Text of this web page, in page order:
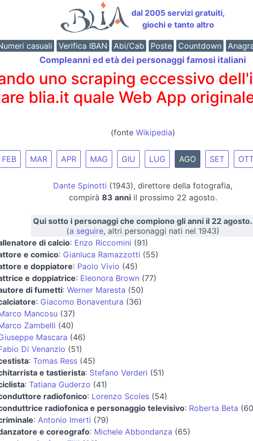
dal 2005 servizi gratuiti,
giochi e tanto altro
casuali Verifica IBAN Abi/Cab Poste Countdown
Compleanni ed età dei personaggi famosi italiani
uno scraping eccessivo
blia.it quale Web App
(fonte Wikipedia)
FEB MAR APR MAG GIU LUG AGO SET
Dante Spinotti (1943), direttore della fotografia,
compirà 83 anniil prossimo 22 agosto.
Qui sotto i personaggi che compiono gli anni il 22 agosto.
(a seguire, altri personaggi nati nel 1943)
di calcio: Enzo Riccomini (91)
e comico: Gianluca Ramazzotti (55)
e doppiatore: Paolo Vivio (45)
e doppiatrice: Eleonora Brown (77)
di fumetti: Werner Maresta (50)
: Giacomo Bonaventura (36)
Mancosu (37)
Zambelli (40)
Mascara (46)
Di Venanzio (51)
: Tomas Ress (45)
e tastierista: Stefano Verderi (51)
: Tatiana Guderzo (41)
radiofonico: Lorenzo Scoles (54)
radiofonica e personaggio televisivo: Roberta Beta
: Antonio Imerti (79)
e coreografo: Michele Abbondanza (65)